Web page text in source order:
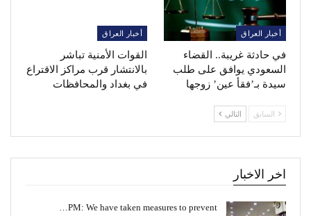
أخبار العراق
في حادثة غريبة.. القضاء
السعودي يوافق على طلب
سيدة بـ’فقأ عين’ زوجها
أخبار العراق
القوات الأمنية تباشر
بالانتشار قرب مراكز الاقتراع
في بغداد والمحافظات
السابق التالي
اخر الاخبار
PM: We have taken measures to prevent…